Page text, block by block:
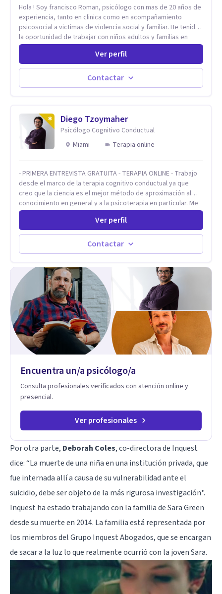
Hola ! Soy francisco Roman, psicólogo con mas de 20 años de
experiencia, tanto en clinica como en acompañamiento
psicosocial a victimas de violencia social y familiar. He tenido
la oportunidad de trabajar con niños adultos y familias en
todos los espacios y esto me ha dado un una variedad de
aprendizajes que ahora pongo a tu disposicion. En la
actualidad puedo atenderte de manera presencial y/o virtual,
de lunes a sabado. el costo de cada sesión lo acordamos en
el primer contacto
Ver perfil
Contactar
Diego Tzoymaher
Psicólogo Cognitivo Conductual
Miami
Terapia online
- PRIMERA ENTREVISTA GRATUITA - TERAPIA ONLINE - Trabajo
desde el marco de la terapia cognitivo conductual ya que
creo que la ciencia es el mejor método de aproximación al
conocimiento en general y a la psicoterapia en particular. Me
interesan los procesos de cambio conductual por los que una
persona pueda alcanzar sus objetivos, transitando,
aceptando y modificando sus patrones cognitivos y
emocionales. Abordo patologías específicas como trastornos
de ansiedad y del ánimo, y también crisis vitales y procesos
Ver perfil
Contactar
Encuentra un/a psicólogo/a
Consulta profesionales verificados con atención online y
presencial.
Ver profesionales
Por otra parte, Deborah Coles, co-directora de Inquest
dice: “La muerte de una niña en una institución privada, que
fue internada allí a causa de su vulnerabilidad ante el
suicidio, debe ser objeto de la más rigurosa investigación".
Inquest ha estado trabajando con la familia de Sara Green
desde su muerte en 2014. La familia está representada por
los miembros del Grupo Inquest Abogados, que se encargan
de sacar a la luz lo que realmente ocurrió con la joven Sara.